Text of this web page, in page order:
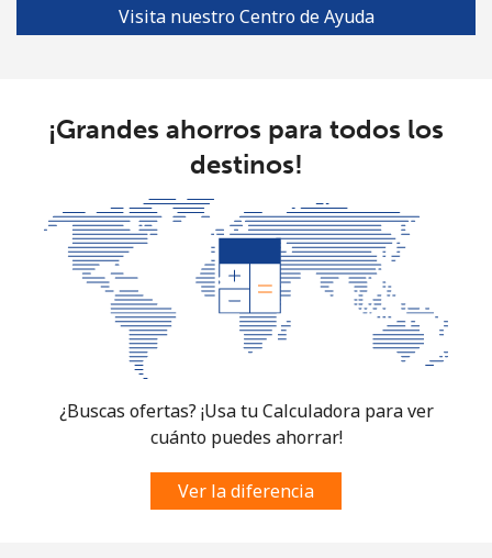
Visita nuestro Centro de Ayuda
¡Grandes ahorros para todos los
destinos!
¿Buscas ofertas? ¡Usa tu Calculadora para ver
cuánto puedes ahorrar!
Ver la diferencia